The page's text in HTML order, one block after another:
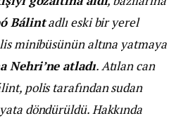
Bálintadlı eski bir yerel
minibüsünün altına yatmaya
Nehri’ne atladı. Atılan can
polis tarafından sudan
döndürüldü. Hakkında